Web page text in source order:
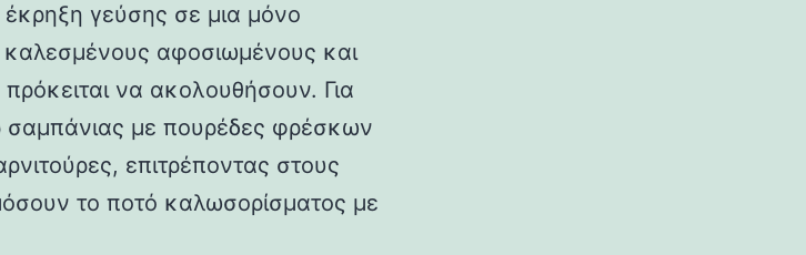
γεύσης σε μια μόνο
αφοσιωμένους και
να ακολουθήσουν. Για
σαμπάνιας με πουρέδες φρέσκων
επιτρέποντας στους
το ποτό καλωσορίσματος με